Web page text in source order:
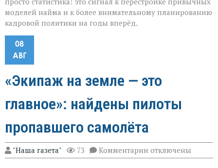
моделей найма и к более внимательному планированию
кадровой политики на годы вперёд.
08
АВГ
«Экипаж на земле — это
главное»: найдены пилоты
пропавшего самолёта
"Наша газета" 73 Комментарии к
записи
отключены